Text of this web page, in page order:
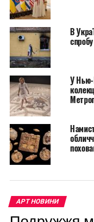
траншей. Эти
их пытались
По словам
сооружение может
распространение
регионе, который
Пешавар, Сват и
В
У Нью-
АРТ НОВИНИ